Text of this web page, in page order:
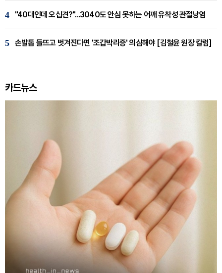
4 "40대인데 오십견?"...3040도 안심 못하는 어깨 유착성 관절낭염
5 손발톱 들뜨고 벗겨진다면 '조갑박리증' 의심해야 [김철윤 원장 칼럼]
카드뉴스